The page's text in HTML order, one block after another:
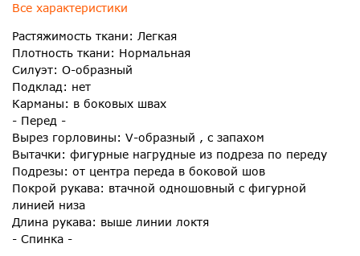
Все характеристики
Растяжимость ткани: Легкая
Плотность ткани: Нормальная
Силуэт: О-образный
Подклад: нет
Карманы: в боковых швах
- Перед -
Вырез горловины: V-образный , с запахом
Вытачки: фигурные нагрудные из подреза по переду
Подрезы: от центра переда в боковой шов
Покрой рукава: втачной одношовный с фигурной
линией низа
Длина рукава: выше линии локтя
- Спинка -